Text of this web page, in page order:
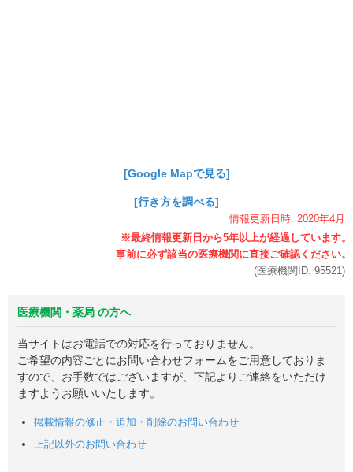
[Google Mapで見る]
[行き方を調べる]
情報更新日時: 2020年4月
(医療機関ID: 95521)
医療機関・薬局 の方へ
当サイトはお電話での対応を行っておりません。
ご希望の内容ごとにお問い合わせフォームをご用意しておりま
すので、お手数ではございますが、下記よりご連絡をいただけ
ますようお願いいたします。
掲載情報の修正・追加・削除のお問い合わせ
上記以外のお問い合わせ